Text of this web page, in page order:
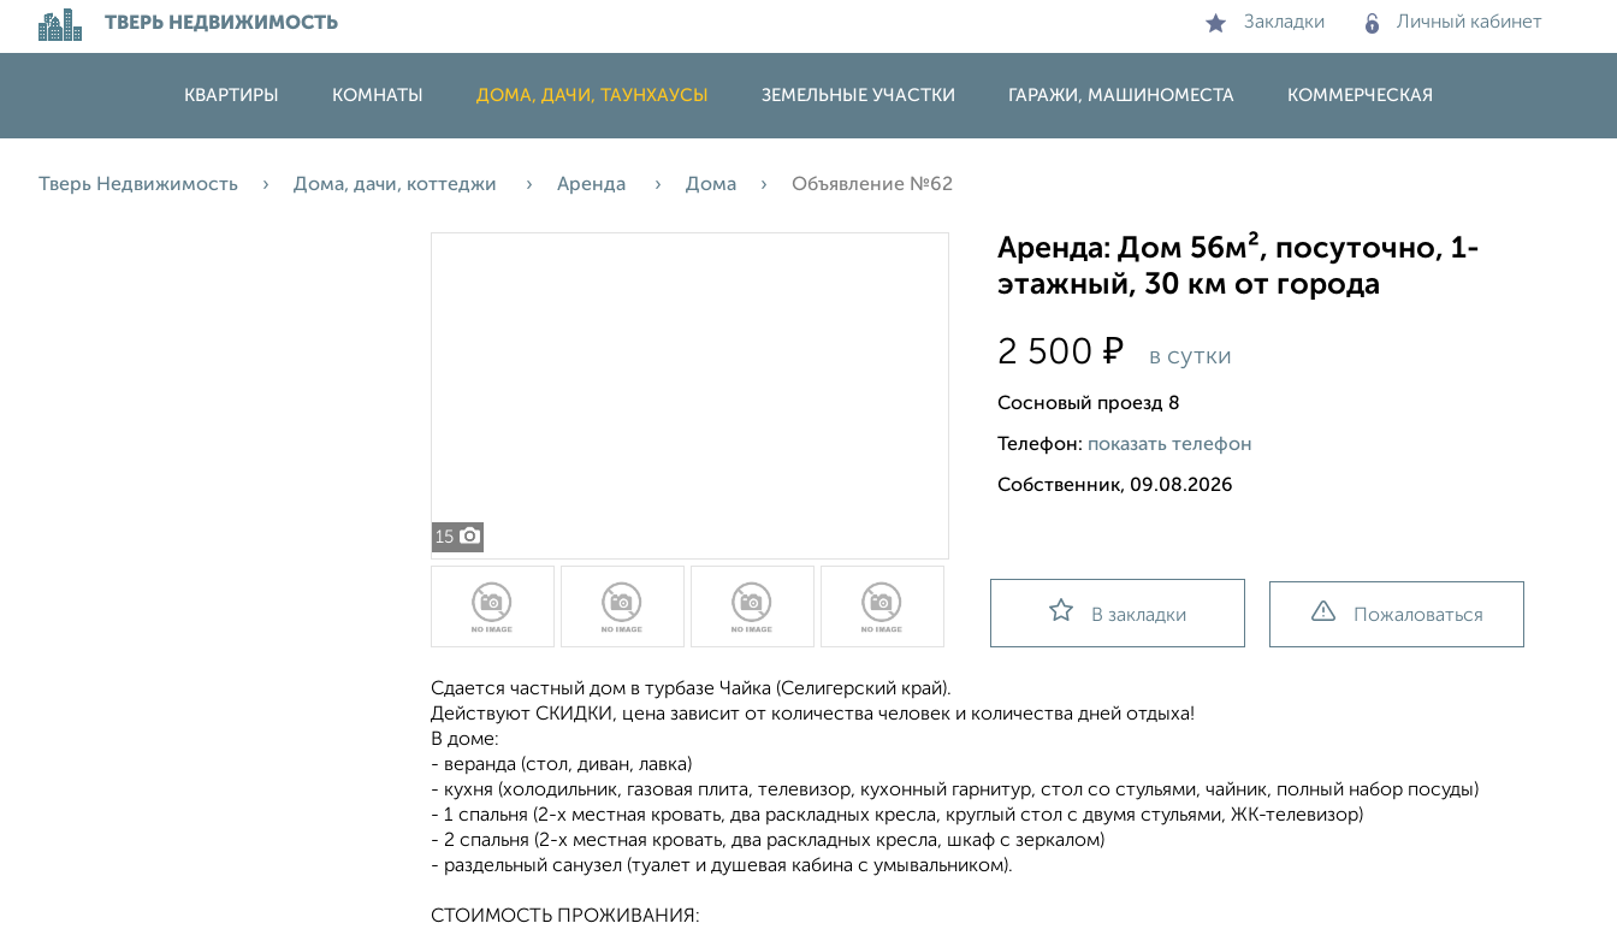
ТВЕРЬ НЕДВИЖИМОСТЬ Закладки Личный кабинет
КВАРТИРЫ КОМНАТЫ ДОМА, ДАЧИ, ТАУНХАУСЫ ЗЕМЕЛЬНЫЕ УЧАСТКИ ГАРАЖИ, МАШИНОМЕСТА КОММЕРЧЕСКАЯ
Тверь Недвижимость Дома, дачи, коттеджи Аренда Дома Объявление №62
15
Аренда: Дом 56м², посуточно, 1-
этажный, 30 км от города
2 500₽ в сутки
Сосновый проезд 8
Телефон: показать телефон
Собственник, 09.08.2026
В закладки Пожаловаться
Сдается частный дом в турбазе Чайка (Селигерский край).
Действуют СКИДКИ, цена зависит от количества человек и количества дней отдыха!
В доме:
- веранда (стол, диван, лавка)
- кухня (холодильник, газовая плита, телевизор, кухонный гарнитур, стол со стульями, чайник, полный набор посуды)
- 1 спальня (2-х местная кровать, два раскладных кресла, круглый стол с двумя стульями, ЖК-телевизор)
- 2 спальня (2-х местная кровать, два раскладных кресла, шкаф с зеркалом)
- раздельный санузел (туалет и душевая кабина с умывальником).
СТОИМОСТЬ ПРОЖИВАНИЯ: